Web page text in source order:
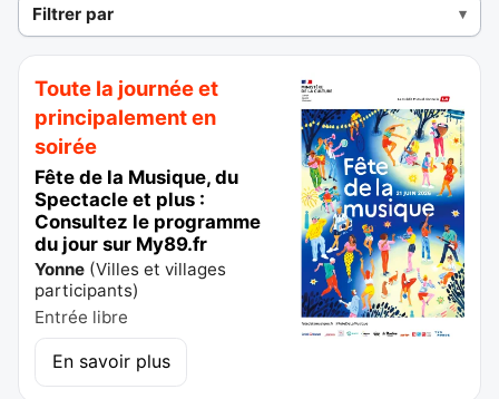
Filtrer par
Toute la journée et
principalement en
soirée
Fête de la Musique, du
Spectacle et plus :
Consultez le programme
du jour sur My89.fr
Yonne (Villes et villages
participants)
Entrée libre
En savoir plus